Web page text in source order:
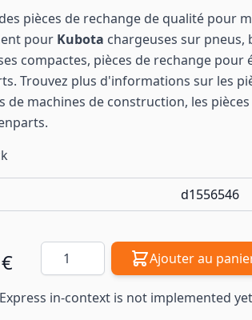
pièces de rechange de qualité pour
pour Kubota chargeuses sur pneus,
compactes, pièces de rechange pour
Trouvez plus d'informations sur les
de machines de construction, les
d1556546
Quantité Ajouter au
in-context is not implemented